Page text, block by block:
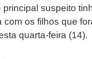
principal suspeito
com os filhos que
quarta-feira (14).